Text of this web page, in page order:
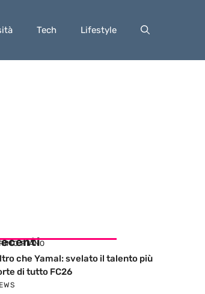
Tech Lifestyle
PIANO
che Yamal: svelato il talento più
di tutto FC26